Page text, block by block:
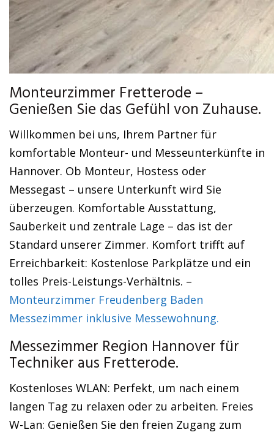
Monteurzimmer Fretterode –
Genießen Sie das Gefühl von Zuhause.
Willkommen bei uns, Ihrem Partner für
komfortable Monteur- und Messeunterkünfte in
Hannover. Ob Monteur, Hostess oder
Messegast – unsere Unterkunft wird Sie
überzeugen. Komfortable Ausstattung,
Sauberkeit und zentrale Lage – das ist der
Standard unserer Zimmer. Komfort trifft auf
Erreichbarkeit: Kostenlose Parkplätze und ein
tolles Preis-Leistungs-Verhältnis. –
Monteurzimmer Freudenberg Baden
Messezimmer inklusive Messewohnung.
Messezimmer Region Hannover für
Techniker aus Fretterode.
Kostenloses WLAN: Perfekt, um nach einem
langen Tag zu relaxen oder zu arbeiten. Freies
W-Lan: Genießen Sie den freien Zugang zum